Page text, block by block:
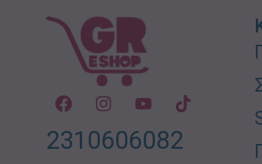
2310606082